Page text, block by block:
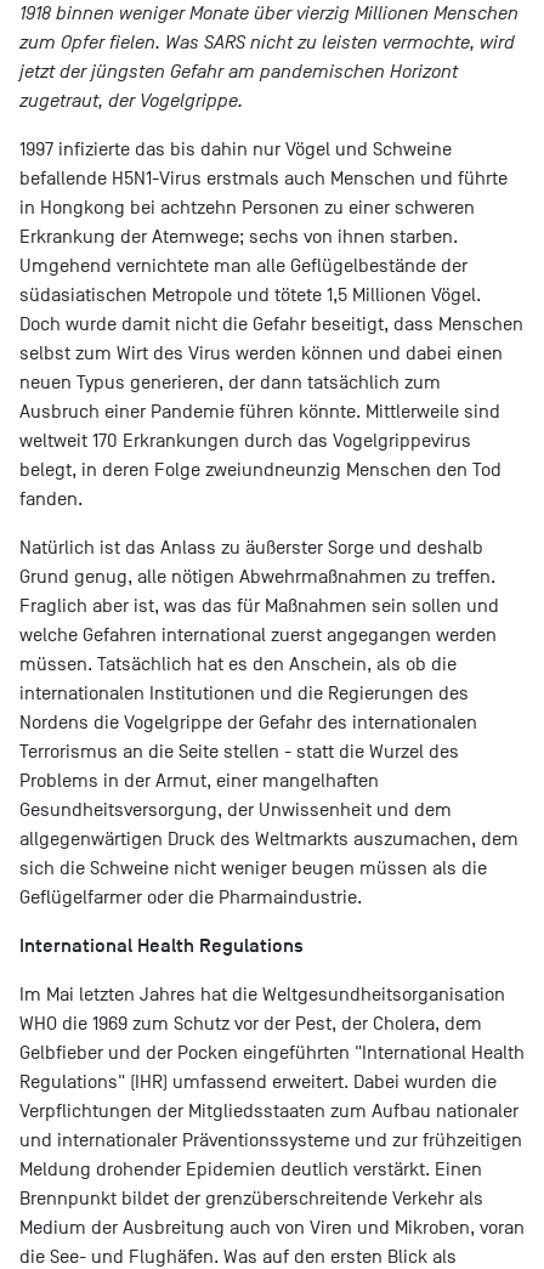
1918 binnen weniger Monate über vierzig Millionen Menschen
zum Opfer fielen. Was SARS nicht zu leisten vermochte, wird
jetzt der jüngsten Gefahr am pandemischen Horizont
zugetraut, der Vogelgrippe.
1997 infizierte das bis dahin nur Vögel und Schweine
befallende H5N1-Virus erstmals auch Menschen und führte
in Hongkong bei achtzehn Personen zu einer schweren
Erkrankung der Atemwege; sechs von ihnen starben.
Umgehend vernichtete man alle Geflügelbestände der
südasiatischen Metropole und tötete 1,5 Millionen Vögel.
Doch wurde damit nicht die Gefahr beseitigt, dass Menschen
selbst zum Wirt des Virus werden können und dabei einen
neuen Typus generieren, der dann tatsächlich zum
Ausbruch einer Pandemie führen könnte. Mittlerweile sind
weltweit 170 Erkrankungen durch das Vogelgrippevirus
belegt, in deren Folge zweiundneunzig Menschen den Tod
fanden.
Natürlich ist das Anlass zu äußerster Sorge und deshalb
Grund genug, alle nötigen Abwehrmaßnahmen zu treffen.
Fraglich aber ist, was das für Maßnahmen sein sollen und
welche Gefahren international zuerst angegangen werden
müssen. Tatsächlich hat es den Anschein, als ob die
internationalen Institutionen und die Regierungen des
Nordens die Vogelgrippe der Gefahr des internationalen
Terrorismus an die Seite stellen - statt die Wurzel des
Problems in der Armut, einer mangelhaften
Gesundheitsversorgung, der Unwissenheit und dem
allgegenwärtigen Druck des Weltmarkts auszumachen, dem
sich die Schweine nicht weniger beugen müssen als die
Geflügelfarmer oder die Pharmaindustrie.
International Health Regulations
Im Mai letzten Jahres hat die Weltgesundheitsorganisation
WHO die 1969 zum Schutz vor der Pest, der Cholera, dem
Gelbfieber und der Pocken eingeführten "International Health
Regulations" (IHR) umfassend erweitert. Dabei wurden die
Verpflichtungen der Mitgliedsstaaten zum Aufbau nationaler
und internationaler Präventionssysteme und zur frühzeitigen
Meldung drohender Epidemien deutlich verstärkt. Einen
Brennpunkt bildet der grenzüberschreitende Verkehr als
Medium der Ausbreitung auch von Viren und Mikroben, voran
die See- und Flughäfen. Was auf den ersten Blick als